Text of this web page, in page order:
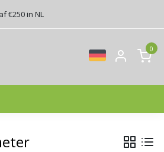
€250 in NL
0